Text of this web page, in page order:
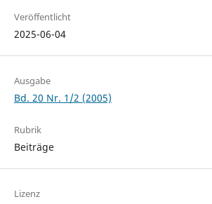
Veröffentlicht
2025-06-04
Ausgabe
Bd. 20 Nr. 1/2 (2005)
Rubrik
Beiträge
Lizenz